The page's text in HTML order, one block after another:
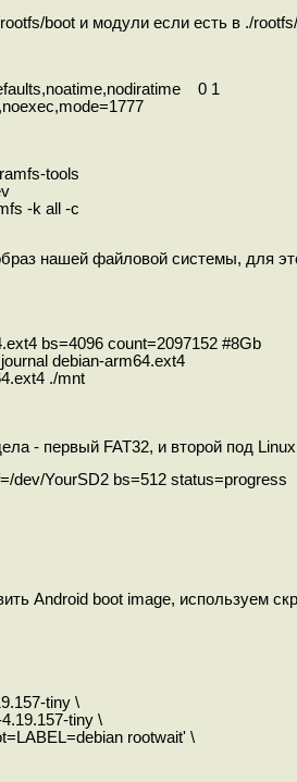
boot и модули если есть в ./
0 1
tools
-k all -c
нашей файловой системы, для
bs=4096 count=2097152 #8Gb
debian-arm64.ext4
./mnt
- первый FAT32, и второй под
dev/YourSD2 bs=512 status=progress
Android boot image, используем
tiny \
tiny \
rootwait' \